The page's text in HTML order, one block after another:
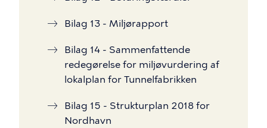
Bilag 13 - Miljørapport
Bilag 14 - Sammenfattende
redegørelse for miljøvurdering af
lokalplan for Tunnelfabrikken
Bilag 15 - Strukturplan 2018 for
Nordhavn